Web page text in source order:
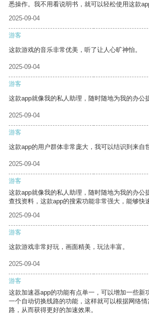
悉操作。我不用看说明书，就可以轻松使用这款
2025-09-04
游客
这款游戏的音乐非常优美，听了让人心旷神怡。
2025-09-04
游客
这款app就像我的私人助理，随时随地为我的办公
2025-09-04
游客
这款app的用户群体非常庞大，我可以结识到来自
2025-09-04
游客
这款app就像我的私人助理，随时随地为我的办公
查找资料，这款app的搜索功能非常强大，能够快
2025-09-04
游客
这款游戏非常好玩，画面精美，玩法丰富。
2025-09-04
游客
这款加速器app的功能有点单一，可以增加一些新
一个自动切换线路的功能，这样就可以根据网络
路，从而获得更好的加速效果。